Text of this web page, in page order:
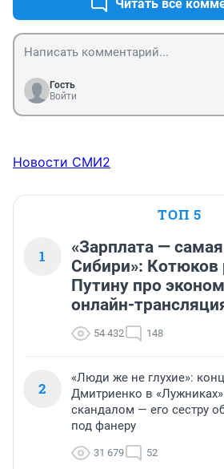
водителе форма, все чётко и
противоположность.
Читать все
Гость
Войти
Новости СМИ2
ТОП 5
1
«Зарплата —
Сибири»: Котюков
Путину про
онлайн-
54 432 148
2
«Люди же не глухие»:
Дмитриенко в
скандалом — его сестру
под фанеру
31 679 52